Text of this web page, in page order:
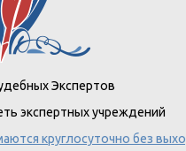
Экспертов
экспертных учреждений
круглосуточно без